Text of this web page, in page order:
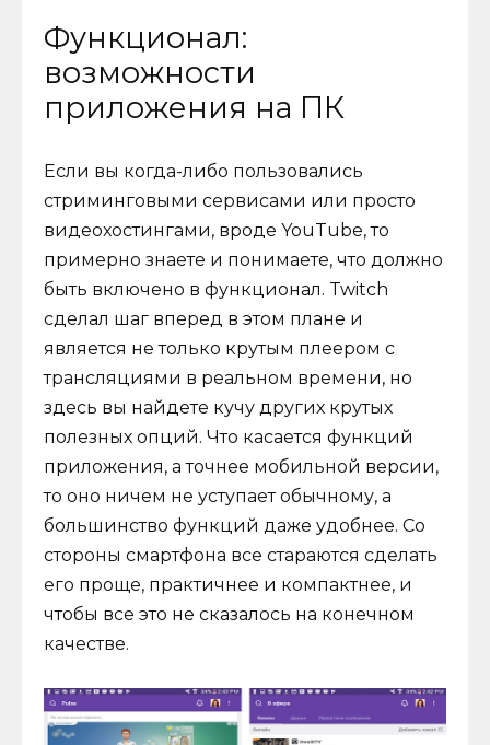
Функционал:
возможности
приложения на ПК
Если вы когда-либо пользовались
стриминговыми сервисами или просто
видеохостингами, вроде YouTube, то
примерно знаете и понимаете, что должно
быть включено в функционал. Twitch
сделал шаг вперед в этом плане и
является не только крутым плеером с
трансляциями в реальном времени, но
здесь вы найдете кучу других крутых
полезных опций. Что касается функций
приложения, а точнее мобильной версии,
то оно ничем не уступает обычному, а
большинство функций даже удобнее. Со
стороны смартфона все стараются сделать
его проще, практичнее и компактнее, и
чтобы все это не сказалось на конечном
качестве.